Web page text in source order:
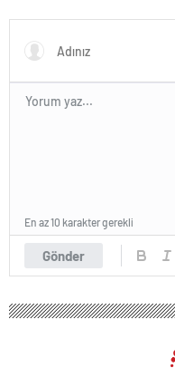
Gönder
En az 10 karakter gerekli